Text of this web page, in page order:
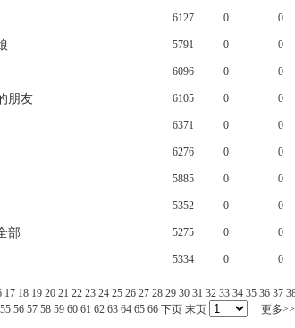
6127 0 0
5791 0 0
6096 0 0
朋友 6105 0 0
6371 0 0
6276 0 0
5885 0 0
5352 0 0
部 5275 0 0
5334 0 0
17 18 19 20 21 22 23 24 25 26 27 28 29 30 31 32 33 34 35 36 37
55 56 57 58 59 60 61 62 63 64 65 66 下页 末页 更多